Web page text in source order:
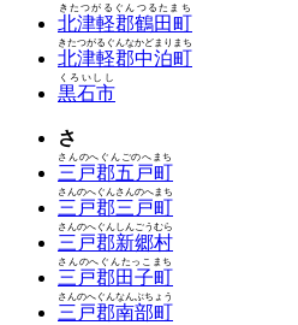
北津軽郡鶴田町
きたつがるぐんつるたまち
北津軽郡中泊町
きたつがるぐんなかどまりまち
黒石市
くろいしし
さ
三戸郡五戸町
さんのへぐんごのへまち
三戸郡三戸町
さんのへぐんさんのへまち
三戸郡新郷村
さんのへぐんしんごうむら
三戸郡田子町
さんのへぐんたっこまち
三戸郡南部町
さんのへぐんなんぶちょう